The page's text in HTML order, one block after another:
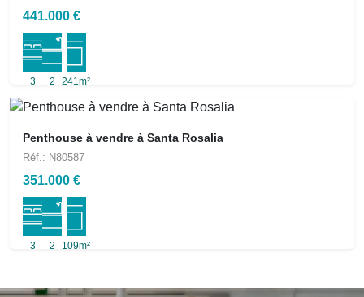
441.000 €
3 2 241m²
Penthouse à vendre à Santa Rosalia
Réf.: N80587
351.000 €
3 2 109m²